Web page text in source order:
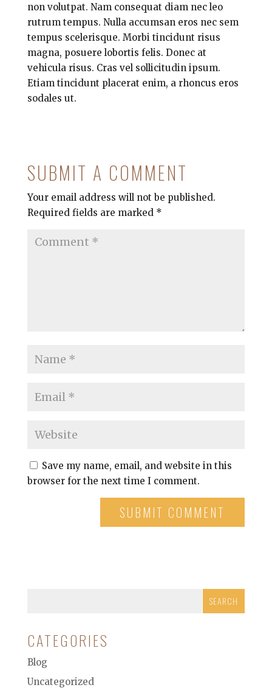
non volutpat. Nam consequat diam nec leo
rutrum tempus. Nulla accumsan eros nec sem
tempus scelerisque. Morbi tincidunt risus
magna, posuere lobortis felis. Donec at
vehicula risus. Cras vel sollicitudin ipsum.
Etiam tincidunt placerat enim, a rhoncus eros
sodales ut.
SUBMIT A COMMENT
Your email address will not be published.
Required fields are marked *
Save my name, email, and website in this
browser for the next time I comment.
CATEGORIES
Blog
Uncategorized